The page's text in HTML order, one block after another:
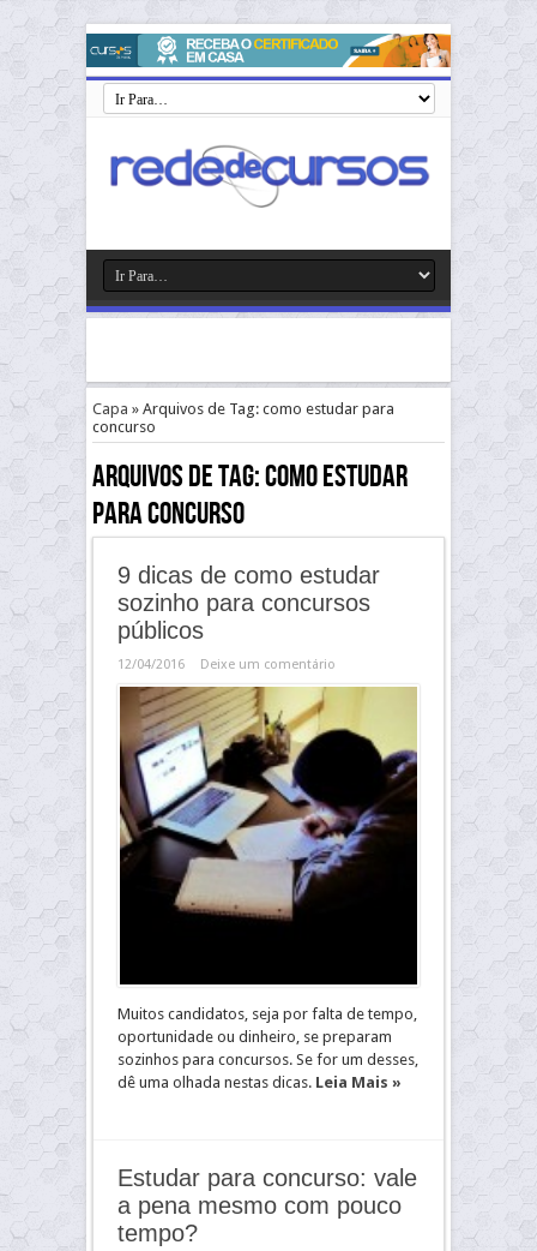
Capa » Arquivos de Tag: como estudar para
concurso
Arquivos de Tag:como estudar
para concurso
9 dicas de como estudar
sozinho para concursos
públicos
12/04/2016 Deixe um comentário
Muitos candidatos, seja por falta de tempo,
oportunidade ou dinheiro, se preparam
sozinhos para concursos. Se for um desses,
dê uma olhada nestas dicas. Leia Mais »
Estudar para concurso: vale
a pena mesmo com pouco
tempo?